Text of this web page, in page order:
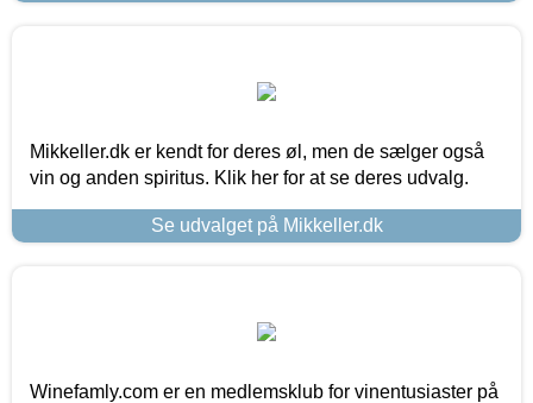
Mikkeller.dk er kendt for deres øl, men de sælger også
vin og anden spiritus. Klik her for at se deres udvalg.
Se udvalget på Mikkeller.dk
Winefamly.com er en medlemsklub for vinentusiaster på